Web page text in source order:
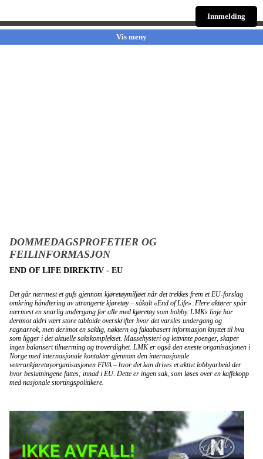
Innmelding
Vis meny
DOMMEDAGSPROFETIER OG
FEILINFORMASJON
END OF LIFE DIREKTIV - EU
Det går nærmest et gufs gjennom kjøretøymiljøet når det trekkes frem et EU-forslag
omkring håndtering av utrangerte kjøretøy – såkalt «End of Life». Flere aktører spår
nærmest en snarlig undergang for alle med kjøretøy som hobby. LMKs linje har
derimot aldri vært store tabloide overskrifter hvor det varsles undergang og
ragnarrok, men derimot en saklig, nøktern og faktabasert informasjon knyttet til hva
som ligger i det aktuelle sakskomplekset. Massehysteri og lettvinte poenger, skaper
ingen balansert tilnærming og troverdighet. LMK er også den eneste organisasjonen i
Norge med internasjonale kontakter gjennom den internasjonale
veterankjøretøyorganisasjonen FIVA – hvor det kan drives et aktivt lobbyarbeid der
hvor beslutningene fattes; innad i EU. Dette er ingen sak, som løses over en kaffekopp
med nasjonale stortingspolitikere.